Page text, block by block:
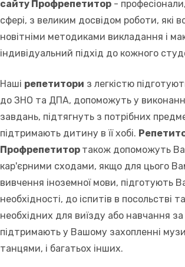
сайту Профрепетитор -
сфері, з великим досвідом роботи, які
новітніми методиками викладання і
індивідуальний підхід до кожного
Наші репетитори з легкістю
до ЗНО та ДПА, допоможуть у
завдань, підтягнуть з потрібних
підтримають дитину в її хобі.
Профрепетитор також допоможуть
кар'єрними сходами, якщо для цього
вивчення іноземної мови, підготують
необхідності, до іспитів в посольстві
необхідних для виїзду або навчання
підтримають у Вашому захопленні
танцями, і багатьох інших.